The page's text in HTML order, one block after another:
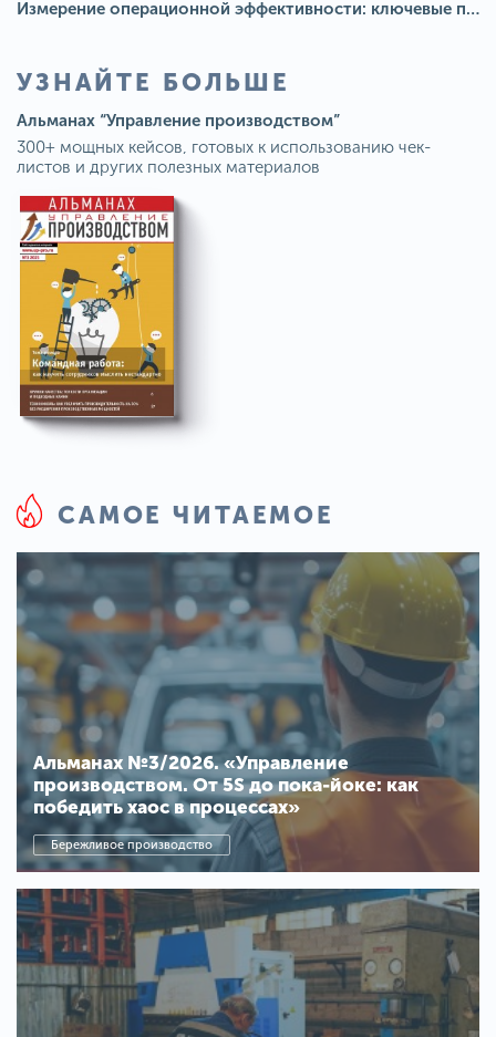
Измерение операционной эффективности: ключевые показатели для непрерывного совершенствования
УЗНАЙТЕ БОЛЬШЕ
Альманах “Управление производством”
300+ мощных кейсов, готовых к использованию чек-
листов и других полезных материалов
САМОЕ ЧИТАЕМОЕ
Альманах №3/2026. «Управление
производством. От 5S до пока-йоке: как
победить хаос в процессах»
Бережливое производство